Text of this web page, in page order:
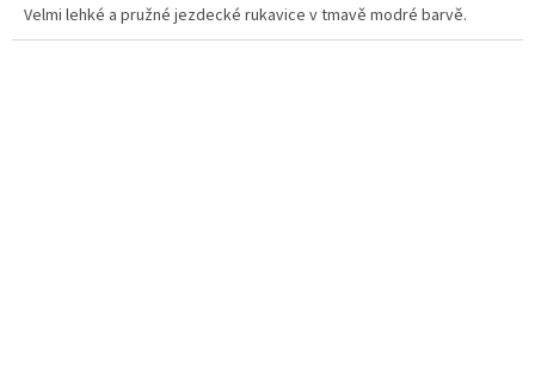
Velmi lehké a pružné jezdecké rukavice v tmavě modré barvě.